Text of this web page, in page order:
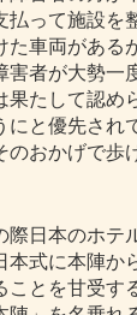
払って施設
た車両がある
害者が大勢一
果たして認め
にと優先され
のおかげで歩
日本のホテ
本式に本陣か
ことを甘受す